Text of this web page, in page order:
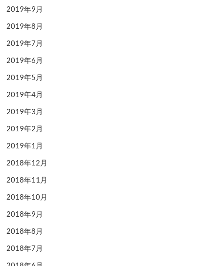
2019年9月
2019年8月
2019年7月
2019年6月
2019年5月
2019年4月
2019年3月
2019年2月
2019年1月
2018年12月
2018年11月
2018年10月
2018年9月
2018年8月
2018年7月